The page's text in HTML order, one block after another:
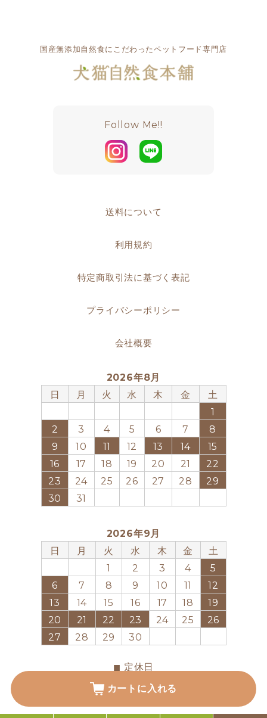
カートに入れる
国産無添加自然食にこだわったペットフード専門店
Follow Me!!
送料について
利用規約
特定商取引法に基づく表記
プライバシーポリシー
会社概要
2026年8月
日
月 火 水 木 金
土
1
2
3 4 5 6 7
8
9
10 11 12 13 14
15
16
17 18 19 20 21
22
23
24 25 26 27 28
29
30
31
2026年9月
日
月 火 水 木 金
土
1
2 3 4
5
6
7 8 9 10 11
12
13
14 15 16 17 18
19
20
21 22 23 24 25
26
27
28 29 30
■ 定休日